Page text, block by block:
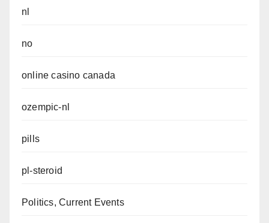
nl
no
online casino canada
ozempic-nl
pills
pl-steroid
Politics, Current Events